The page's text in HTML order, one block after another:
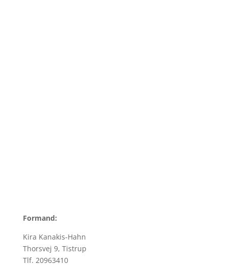
Formand:
Kira Kanakis-Hahn
Thorsvej 9, Tistrup
Tlf. 20963410